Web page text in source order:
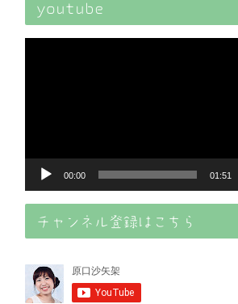
youtube
ー
00:00 01:51
チャンネル登録はこちら